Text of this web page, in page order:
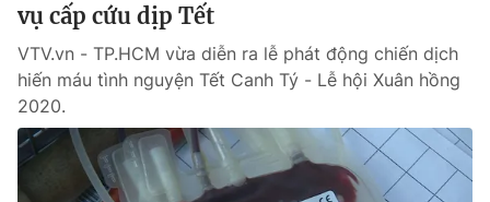
Xã hội
Pháp luật
Y tế
vụ cấp cứu dịp Tết
VTV.vn - TP.HCM vừa diễn ra lễ phát động chiến dịch
hiến máu tình nguyện Tết Canh Tý - Lễ hội Xuân hồng
2020.